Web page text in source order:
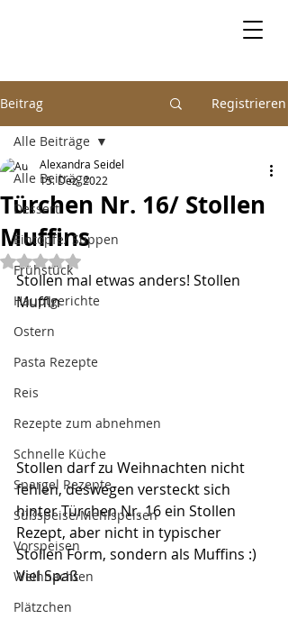
Beitrag Registrieren
Alle Beiträge
Dessert
Eintöpfe/ Suppen
Frühstück
Hauptgerichte
Ostern
Pasta Rezepte
Reis
Rezepte zum abnehmen
Schnelle Küche
Spargel Rezepte
Süßspeise/Mehlspeisen
Vorspeisen
Weihnachten
Plätzchen
Alle Beiträge
Türchen Nr. 16/ Stollen
Muffins
Alexandra Seidel
15. Dez. 2022
Mit NaN von 5 Sternen bewertet.
Stollen mal etwas anders! Stollen
Muffin
Stollen darf zu Weihnachten nicht
fehlen, deswegen versteckt sich
hinter Türchen Nr. 16 ein Stollen
Rezept, aber nicht in typischer
Stollen Form, sondern als Muffins :)
Viel Spaß